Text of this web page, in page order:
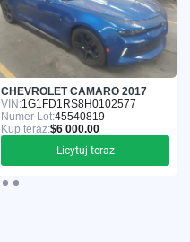
CHEVROLET CAMARO 2017
VIN:1G1FD1RS8H0102577
Numer Lot:45540819
Kup teraz:$6 000.00
Licytuj teraz